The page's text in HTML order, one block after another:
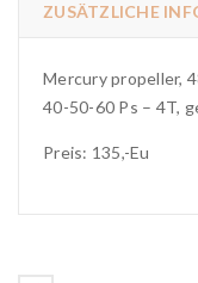
ZUSÄTZLICHE
Mercury propeller,
40-50-60 Ps – 4T,
Preis: 135,-Eu